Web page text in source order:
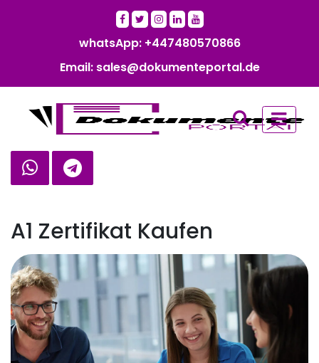
whatsApp: +447480570866‬‬
Email: sales@dokumenteportal.de
A1 Zertifikat Kaufen